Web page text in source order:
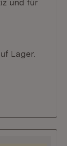
und für
Lager.